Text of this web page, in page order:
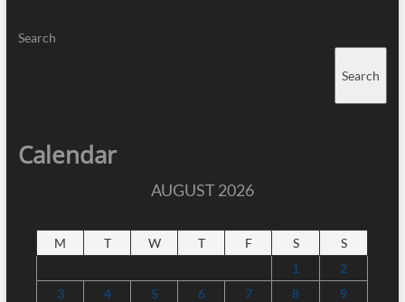
Search
Search
Calendar
AUGUST 2026
M T W T F S
S
1
2
3
4 5 6 7 8
9